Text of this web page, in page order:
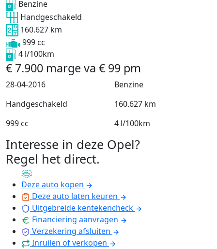
Benzine
Handgeschakeld
160.627 km
999 cc
4 l/100km
€ 7.900 marge va € 99 pm
28-04-2016
Benzine
Handgeschakeld
160.627 km
999 cc
4 l/100km
Interesse in deze Opel?
Regel het direct.
Deze auto kopen
Deze auto laten keuren
Uitgebreide kentekencheck
Financiering aanvragen
Verzekering afsluiten
Inruilen of verkopen